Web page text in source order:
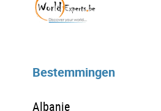
Bestemmingen
Albanie